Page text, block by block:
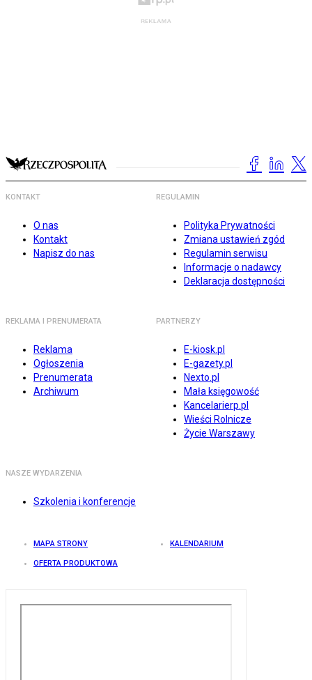
KONTAKT
O nas
Kontakt
Napisz do nas
REGULAMIN
Polityka Prywatności
Zmiana ustawień zgód
Regulamin serwisu
Informacje o nadawcy
Deklaracja dostępności
REKLAMA I PRENUMERATA
Reklama
Ogłoszenia
Prenumerata
Archiwum
PARTNERZY
E-kiosk.pl
E-gazety.pl
Nexto.pl
Mała księgowość
Kancelarierp.pl
Wieści Rolnicze
Życie Warszawy
NASZE WYDARZENIA
Szkolenia i konferencje
MAPA STRONY KALENDARIUM
OFERTA PRODUKTOWA